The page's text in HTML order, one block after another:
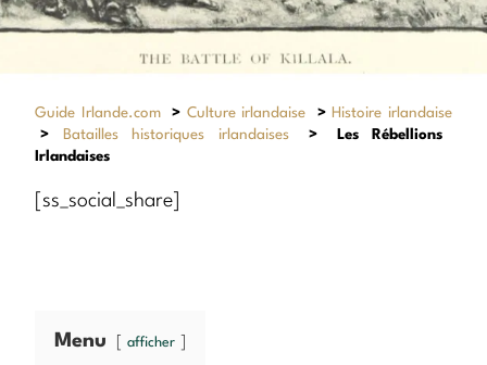
Guide Irlande.com > Culture irlandaise > Histoire irlandaise
>
Batailles historiques irlandaises >
Les Rébellions
Irlandaises
[ss_social_share]
Menu afficher